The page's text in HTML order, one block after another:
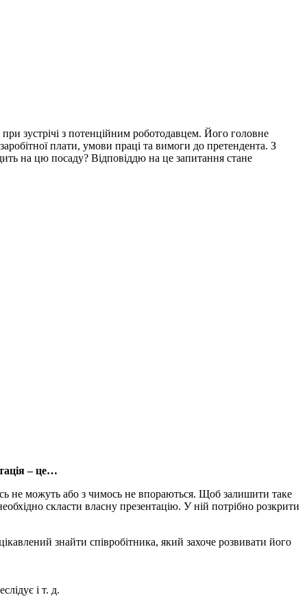
зустрічі з потенційним роботодавцем. Його головне
плати, умови праці та вимоги до претендента. З
на цю посаду? Відповіддю на це запитання стане
– це…
не можуть або з чимось не впораються. Щоб залишити таке
скласти власну презентацію. У ній потрібно розкрити
знайти співробітника, який захоче розвивати його
і т. д.